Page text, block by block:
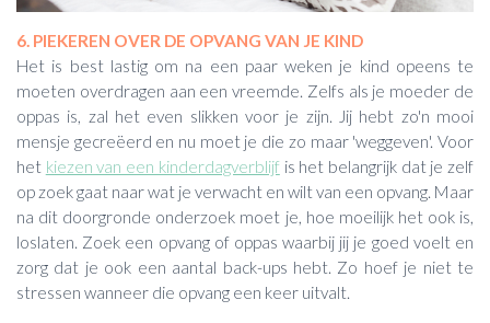
6. PIEKEREN OVER DE OPVANG VAN JE KIND
Het is best lastig om na een paar weken je kind opeens te
moeten overdragen aan een vreemde. Zelfs als je moeder de
oppas is, zal het even slikken voor je zijn. Jij hebt zo'n mooi
mensje gecreëerd en nu moet je die zo maar 'weggeven'. Voor
het kiezen van een kinderdagverblijfis het belangrijk dat je zelf
op zoek gaat naar wat je verwacht en wilt van een opvang. Maar
na dit doorgronde onderzoek moet je, hoe moeilijk het ook is,
loslaten. Zoek een opvang of oppas waarbij jij je goed voelt en
zorg dat je ook een aantal back-ups hebt. Zo hoef je niet te
stressen wanneer die opvang een keer uitvalt.